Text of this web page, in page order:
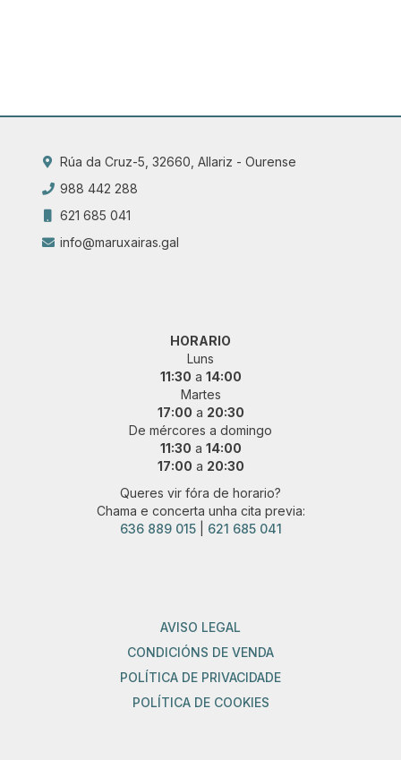
Rúa da Cruz-5, 32660, Allariz - Ourense
988 442 288
621 685 041
info@maruxairas.gal
HORARIO
Luns
11:30 a 14:00
Martes
17:00 a 20:30
De mércores a domingo
11:30 a 14:00
17:00 a 20:30
Queres vir fóra de horario?
Chama e concerta unha cita previa:
636 889 015| 621 685 041
AVISO LEGAL
CONDICIÓNS DE VENDA
POLÍTICA DE PRIVACIDADE
POLÍTICA DE COOKIES